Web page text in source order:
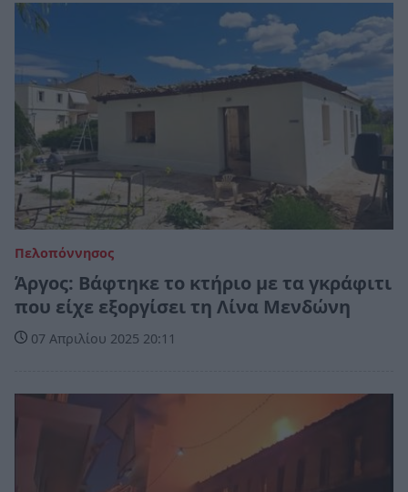
Πελοπόννησος
Άργος: Βάφτηκε το κτήριο με τα γκράφιτι
που είχε εξοργίσει τη Λίνα Μενδώνη
07 Απριλίου 2025 20:11